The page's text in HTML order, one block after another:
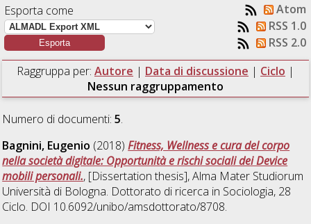
Esporta come
Atom
RSS 1.0
RSS 2.0
Raggruppa per: Autore | Data di discussione | Ciclo |
Nessun raggruppamento
Numero di documenti:5.
Bagnini, Eugenio (2018)Fitness, Wellness e cura del corpo
nella società digitale: Opportunità e rischi sociali dei Device
mobili personali., [Dissertation thesis], Alma Mater Studiorum
Università di Bologna. Dottorato di ricerca in Sociologia, 28
Ciclo. DOI 10.6092/unibo/amsdottorato/8708.